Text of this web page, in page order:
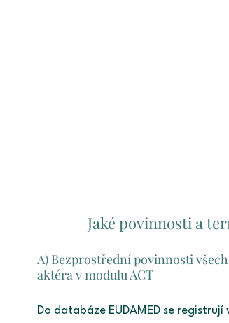
Jaké povinnosti a
A) Bezprostřední povinnosti
aktéra v modulu ACT
Do databáze EUDAMED se